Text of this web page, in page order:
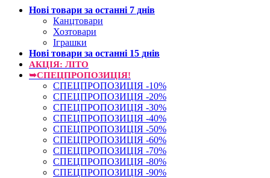
Нові товари за останнi 7 днiв
Канцтовари
Хозтовари
Іграшки
Нові товари за останнi 15 днiв
АКЦІЯ: ЛІТО
➥СПЕЦПРОПОЗИЦІЯ!
СПЕЦПРОПОЗИЦІЯ -10%
СПЕЦПРОПОЗИЦІЯ -20%
СПЕЦПРОПОЗИЦІЯ -30%
СПЕЦПРОПОЗИЦІЯ -40%
СПЕЦПРОПОЗИЦІЯ -50%
СПЕЦПРОПОЗИЦІЯ -60%
СПЕЦПРОПОЗИЦІЯ -70%
СПЕЦПРОПОЗИЦІЯ -80%
СПЕЦПРОПОЗИЦІЯ -90%